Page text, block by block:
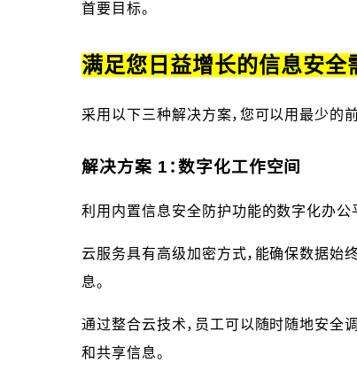
首要目标。
满足您日益增长的信息安全
采用以下三种解决方案，您可以用最少的
解决方案 1：数字化工作空间
利用内置信息安全防护功能的数字化办公
云服务具有高级加密方式，能确保数据始
息。
通过整合云技术，员工可以随时随地安全
和共享信息。